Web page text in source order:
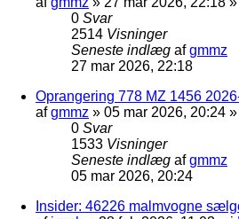
0 Svar
2514 Visninger
Seneste indlæg afgmmz
27 mar 2026, 22:18
Oprangering 778 MZ 1456
afgmmz » 05 mar 2026, 20:24
0 Svar
1533 Visninger
Seneste indlæg afgmmz
05 mar 2026, 20:24
Insider: 46226 malmvogne